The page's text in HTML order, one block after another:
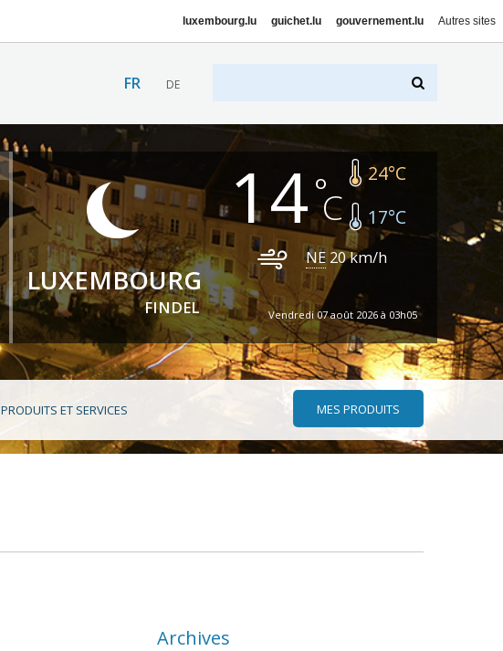
luxembourg.lu guichet.lu gouvernement.lu Autres sites
FR DE
LUXEMBOURG
FINDEL
14 24°C
17°C
NE 20km/h
Vendredi 07 août 2026 à 03h05
PRODUITS ET SERVICES MES PRODUITS
Archives